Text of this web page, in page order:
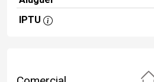
IPTU